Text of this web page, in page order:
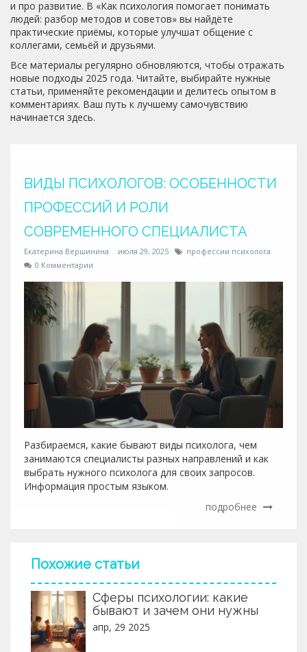
и про развитие. В «Как психология помогает понимать
людей: разбор методов и советов» вы найдёте
практические приёмы, которые улучшат общение с
коллегами, семьёй и друзьями.
Все материалы регулярно обновляются, чтобы отражать
новые подходы 2025 года. Читайте, выбирайте нужные
статьи, применяйте рекомендации и делитесь опытом в
комментариях. Ваш путь к лучшему самочувствию
начинается здесь.
ВИДЫ ПСИХОЛОГОВ: ОСОБЕННОСТИ
ПРОФЕССИЙ И РОЛИ
СОВРЕМЕННОГО СПЕЦИАЛИСТА
Екатерина Вершинина июля 29, 2025
профессии психолога
0 Комментарии
Разбираемся, какие бывают виды психолога, чем
занимаются специалисты разных направлений и как
выбрать нужного психолога для своих запросов.
Информация простым языком.
подробнее
Похожие статьи
Сферы психологии: какие
бывают и зачем они нужны
апр, 29 2025